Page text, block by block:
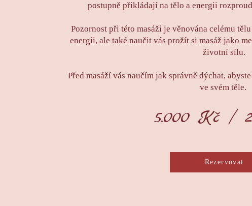
postupně přikládají na tělo a energii
Pozornost při této masáži je věnována celému
energii, ale také naučit vás prožít si masáž jako
životní sílu.
Před masáží vás naučím jak správně dýchat,
ve svém těle.
5.000 Kč /
Rezervovat